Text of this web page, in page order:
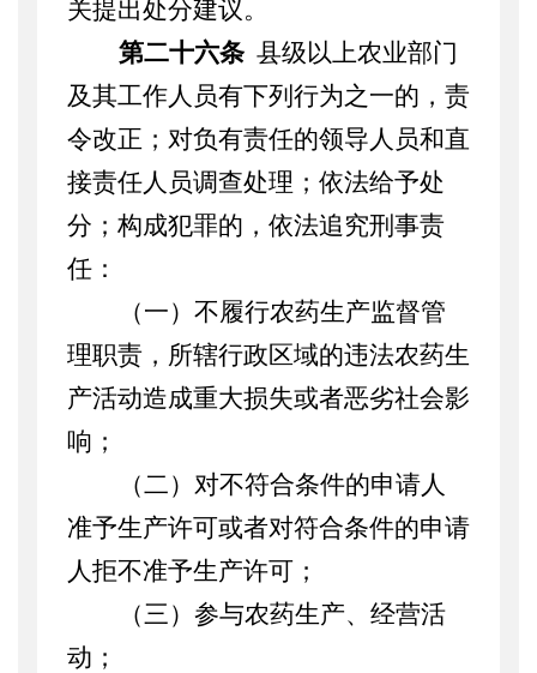
关提出处分建议。
第二十六条 县级以上农业部门
及其工作人员有下列行为之一的，责
令改正；对负有责任的领导人员和直
接责任人员调查处理；依法给予处
分；构成犯罪的，依法追究刑事责
任：
（一）不履行农药生产监督管
理职责， 所辖行政区域的违法农药生
产活动造成重大损失或者恶劣社会影
响 ；
（二）对不符合条件的申请人
准予生产许可或者对符合条件的申请
人拒不准予生产许可；
（三）参与农药生产、经营活
动；